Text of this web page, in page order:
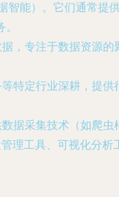
智能）。它们通常提
据，专注于数据资源的
特定行业深耕，提供
数据采集技术（如爬虫
理工具、可视化分析